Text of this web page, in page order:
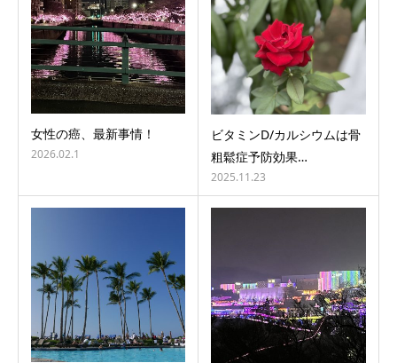
女性の癌、最新事情！
2026.02.1
ビタミンD/カルシウムは骨
粗鬆症予防効果…
2025.11.23